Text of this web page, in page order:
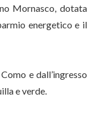
Mornasco, dotata
energetico e il
e dall’ingresso
e verde.